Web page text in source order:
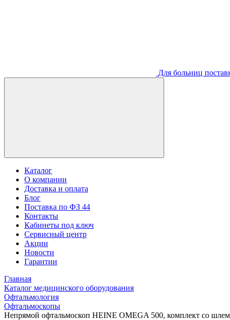
Для больниц
Каталог
О компании
Доставка и оплата
Блог
Поставка по ФЗ 44
Контакты
Кабинеты под ключ
Сервисный центр
Акции
Новости
Гарантии
Главная
Каталог медицинского оборудования
Офтальмология
Офтальмоскопы
Непрямой офтальмоскоп HEINE OMEGA 500, комплект со